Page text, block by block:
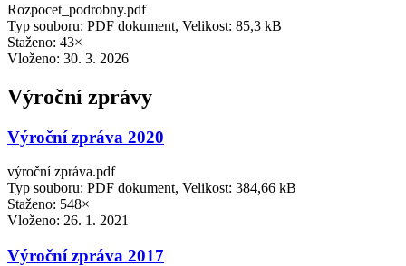
Rozpocet_podrobny.pdf
Typ souboru: PDF dokument, Velikost: 85,3 kB
Staženo: 43×
Vloženo: 30. 3. 2026
Výroční zprávy
Výroční zpráva 2020
výroční zpráva.pdf
Typ souboru: PDF dokument, Velikost: 384,66 kB
Staženo: 548×
Vloženo: 26. 1. 2021
Výroční zpráva 2017